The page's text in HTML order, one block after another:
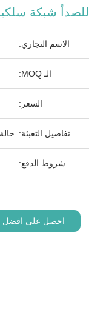
للصدأ شبكة
الاسم التجاري:
الـ MOQ:
السعر:
تفاصيل التعبئة:
شروط الدفع:
احصل على أفضل